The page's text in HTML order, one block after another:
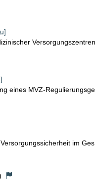
eines MVZ-
Versorgungssicherheit im